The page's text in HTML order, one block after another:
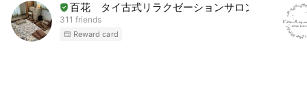
百花 タイ古式リラクゼーションサロン
311 friends
Reward card